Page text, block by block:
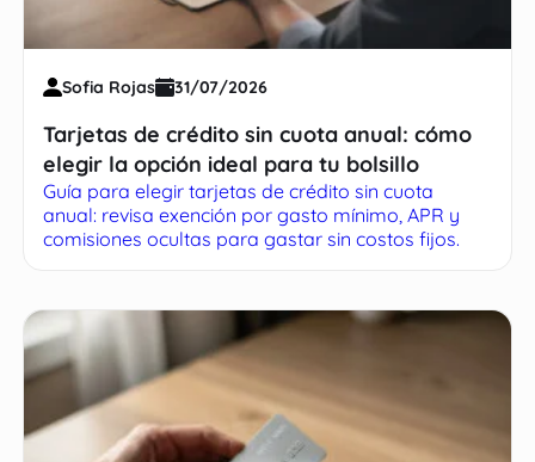
Sofia Rojas 31/07/2026
Tarjetas de crédito sin cuota anual: cómo
elegir la opción ideal para tu bolsillo
Guía para elegir tarjetas de crédito sin cuota
anual: revisa exención por gasto mínimo, APR y
comisiones ocultas para gastar sin costos fijos.